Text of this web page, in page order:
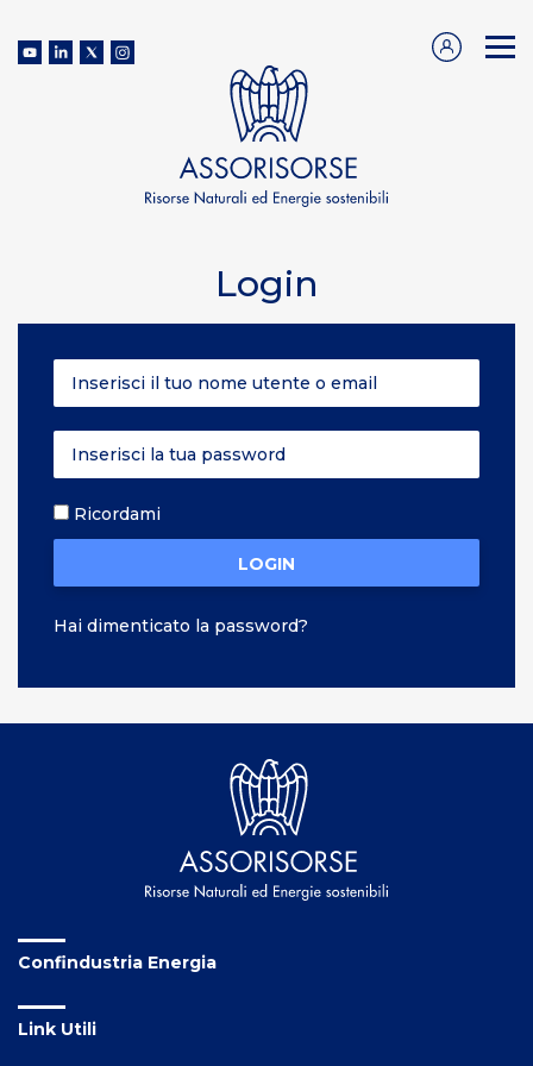
Login
Ricordami
LOGIN
Hai dimenticato la password?
Confindustria Energia
Link Utili